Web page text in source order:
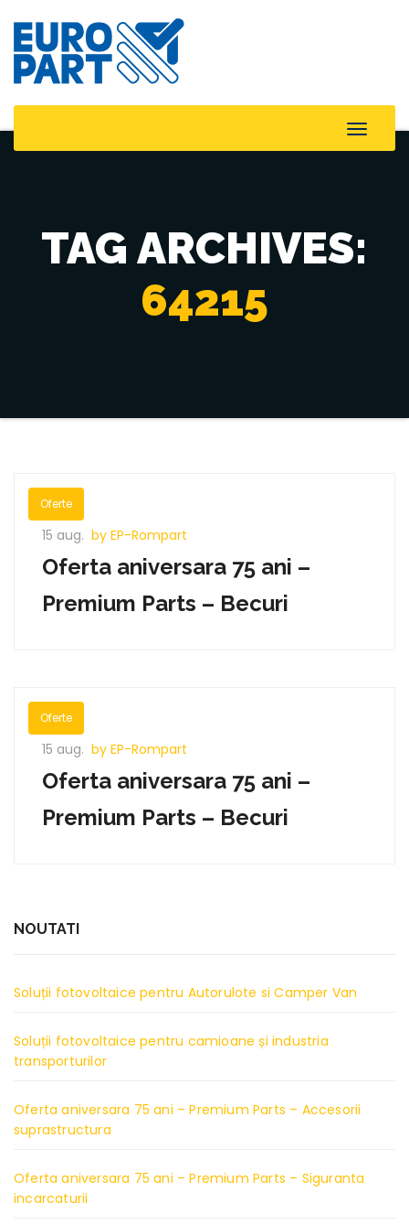
Toggle
TAG ARCHIVES:
64215
Oferte
15 aug. by EP-Rompart
Oferta aniversara 75 ani –
Premium Parts – Becuri
Oferte
15 aug. by EP-Rompart
Oferta aniversara 75 ani –
Premium Parts – Becuri
NOUTATI
Soluții fotovoltaice pentru Autorulote si Camper Van
Soluții fotovoltaice pentru camioane și industria
transporturilor
Oferta aniversara 75 ani – Premium Parts – Accesorii
suprastructura
Oferta aniversara 75 ani – Premium Parts – Siguranta
incarcaturii